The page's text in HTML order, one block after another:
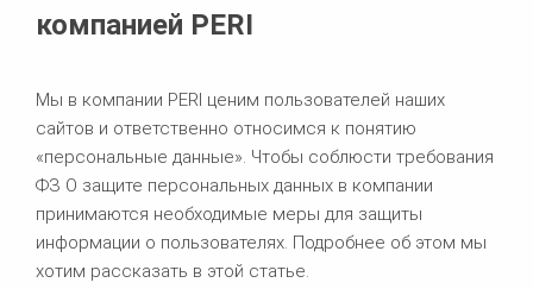
компанией PERI
Мы в компании PERI ценим пользователей наших
сайтов и ответственно относимся к понятию
«персональные данные». Чтобы соблюсти требования
ФЗ О защите персональных данных в компании
принимаются необходимые меры для защиты
информации о пользователях. Подробнее об этом мы
хотим рассказать в этой статье.